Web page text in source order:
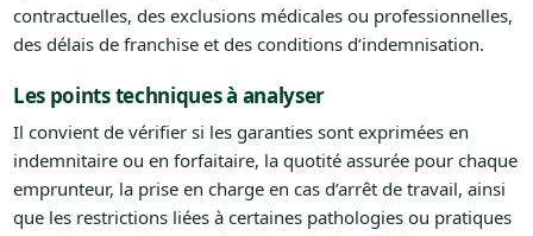
contractuelles, des exclusions médicales ou professionnelles,
des délais de franchise et des conditions d’indemnisation.
Les points techniques à analyser
Il convient de vérifier si les garanties sont exprimées en
indemnitaire ou en forfaitaire, la quotité assurée pour chaque
emprunteur, la prise en charge en cas d’arrêt de travail, ainsi
que les restrictions liées à certaines pathologies ou pratiques